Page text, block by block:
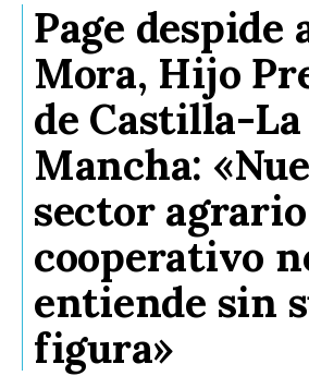
Page despide
Mora, Hijo
de Castilla-La
Mancha:
sector
cooperativo
entiende sin
figura»